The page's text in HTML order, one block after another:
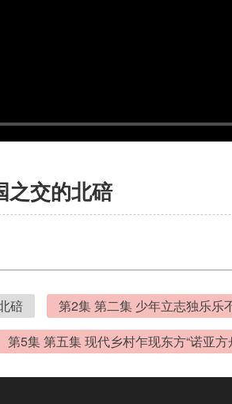
之交的北碚
碚 第2集 第二集 少年立志独乐乐
第5集 第五集 现代乡村乍现东方“诺亚方